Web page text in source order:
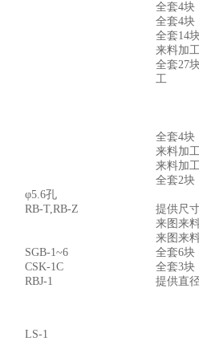
全套4块
全套4块
全套14
来料加
全套27
工
全套4块
来料加
来料加
全套2块
φ5.6孔
RB-T,RB-Z
提供尺
来图来
来图来
SGB-1~6 全套6块
CSK-1C 全套3块
RBJ-1
提供直
LS-1